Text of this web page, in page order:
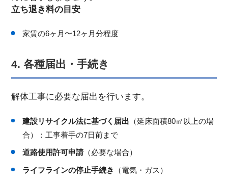
立ち退き料の目安
家賃の6ヶ月〜12ヶ月分程度
4. 各種届出・手続き
解体工事に必要な届出を行います。
建設リサイクル法に基づく届出 （延床面積80㎡以上の場
合）：工事着手の7日前まで
道路使用許可申請 （必要な場合）
ライフラインの停止手続き （電気・ガス）